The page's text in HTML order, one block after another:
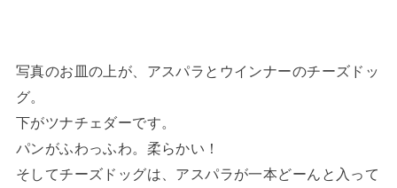
写真のお皿の上が、アスパラとウインナーのチーズドッ
グ。
下がツナチェダーです。
パンがふわっふわ。柔らかい！
そしてチーズドッグは、アスパラが一本どーんと入って